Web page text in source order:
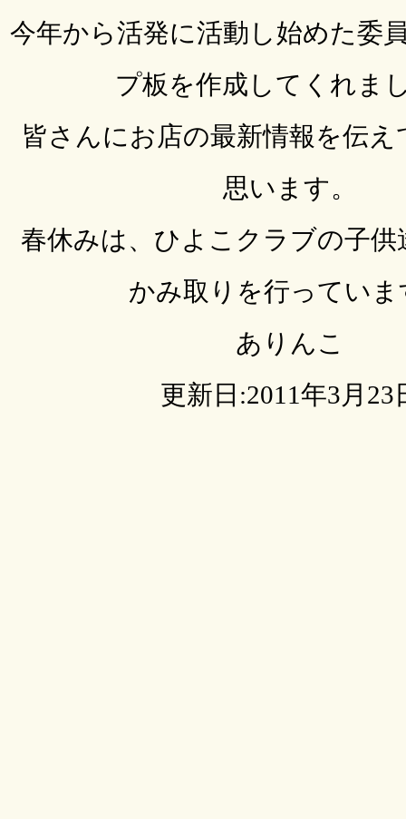
今年から活発に活動し始めた委
プ板を作成してくれま
皆さんにお店の最新情報を伝
思います。
春休みは、ひよこクラブの子
かみ取りを行っていま
ありんこ
更新日:2011年3月23